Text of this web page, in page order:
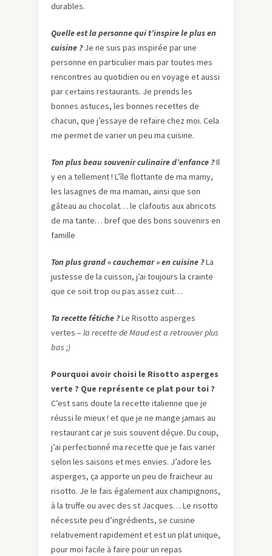
durables.
Quelle est la personne qui t’inspire le plus en
cuisine ?Je ne suis pas inspirée par une
personne en particulier mais par toutes mes
rencontres au quotidien ou en voyage et aussi
par certains restaurants. Je prends les
bonnes astuces, les bonnes recettes de
chacun, que j’essaye de refaire chez moi. Cela
me permet de varier un peu ma cuisine.
Ton plus beau souvenir culinaire d’enfance ?Il
y en a tellement ! L’île flottante de ma mamy,
les lasagnes de ma maman, ainsi que son
gâteau au chocolat… le clafoutis aux abricots
de ma tante… bref que des bons souvenirs en
famille
Ton plus grand « cauchemar » en cuisine ?La
justesse de la cuisson, j’ai toujours la crainte
que ce soit trop ou pas assez cuit…
Ta recette fétiche ?Le Risotto asperges
vertes –la recette de Maud est a retrouver plus
bas ;)
Pourquoi avoir choisi le Risotto asperges
verte ? Que représente ce plat pour toi ?
C’est sans doute la recette italienne que je
réussi le mieux ! et que je ne mange jamais au
restaurant car je suis souvent déçue. Du coup,
j’ai perfectionné ma recette que je fais varier
selon les saisons et mes envies. J’adore les
asperges, ça apporte un peu de fraicheur au
risotto. Je le fais également aux champignons,
à la truffe ou avec des st Jacques… Le risotto
nécessite peu d’ingrédients, se cuisine
relativement rapidement et est un plat unique,
pour moi facile à faire pour un repas